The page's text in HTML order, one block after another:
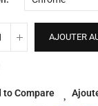
AJOUTER
to Compare